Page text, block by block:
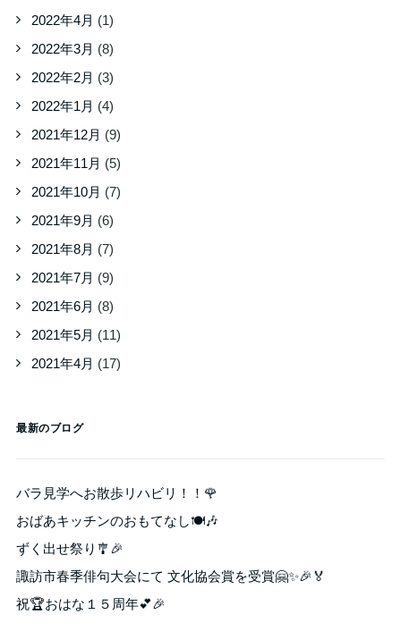
2022年4月 (1)
2022年3月 (8)
2022年2月 (3)
2022年1月 (4)
2021年12月 (9)
2021年11月 (5)
2021年10月 (7)
2021年9月 (6)
2021年8月 (7)
2021年7月 (9)
2021年6月 (8)
2021年5月 (11)
2021年4月 (17)
最新のブログ
バラ見学へお散歩リハビリ！！🌹
おばあキッチンのおもてなし🍽️🎶
ずく出せ祭り🎐🎉
諏訪市春季俳句大会にて 文化協会賞を受賞🤗✨🎉🏅
祝🏆おはな１５周年💕🎉